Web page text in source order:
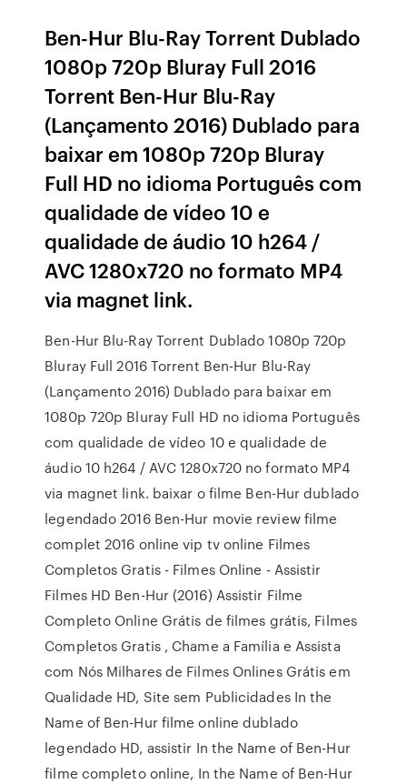
Ben-Hur Blu-Ray Torrent Dublado
1080p 720p Bluray Full 2016
Torrent Ben-Hur Blu-Ray
(Lançamento 2016) Dublado para
baixar em 1080p 720p Bluray
Full HD no idioma Português com
qualidade de vídeo 10 e
qualidade de áudio 10 h264 /
AVC 1280x720 no formato MP4
via magnet link.
Ben-Hur Blu-Ray Torrent Dublado 1080p 720p
Bluray Full 2016 Torrent Ben-Hur Blu-Ray
(Lançamento 2016) Dublado para baixar em
1080p 720p Bluray Full HD no idioma Português
com qualidade de vídeo 10 e qualidade de
áudio 10 h264 / AVC 1280x720 no formato MP4
via magnet link. baixar o filme Ben-Hur dublado
legendado 2016 Ben-Hur movie review filme
complet 2016 online vip tv online Filmes
Completos Gratis - Filmes Online - Assistir
Filmes HD Ben-Hur (2016) Assistir Filme
Completo Online Grátis de filmes grátis, Filmes
Completos Gratis , Chame a Família e Assista
com Nós Milhares de Filmes Onlines Grátis em
Qualidade HD, Site sem Publicidades In the
Name of Ben-Hur filme online dublado
legendado HD, assistir In the Name of Ben-Hur
filme completo online, In the Name of Ben-Hur